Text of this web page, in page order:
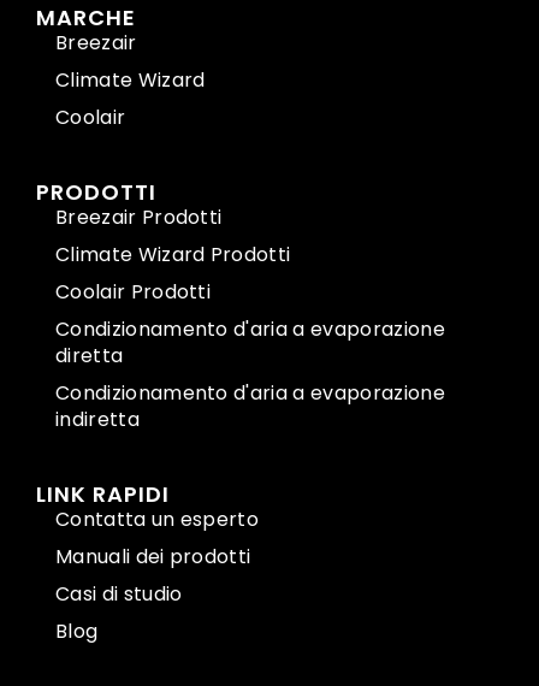
MARCHE
Breezair
Climate Wizard
Coolair
PRODOTTI
Breezair Prodotti
Climate Wizard Prodotti
Coolair Prodotti
Condizionamento d'aria a evaporazione
diretta
Condizionamento d'aria a evaporazione
indiretta
LINK RAPIDI
Contatta un esperto
Manuali dei prodotti
Casi di studio
Blog